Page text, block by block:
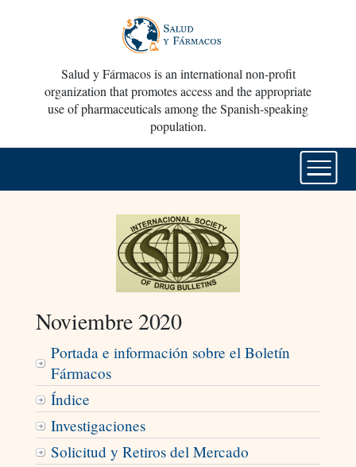
Salud y Fármacos is an international non-profit
organization that promotes access and the appropriate
use of pharmaceuticals among the Spanish-speaking
population.
Noviembre 2020
Portada e información sobre el Boletín
Fármacos
Índice
Investigaciones
Solicitud y Retiros del Mercado